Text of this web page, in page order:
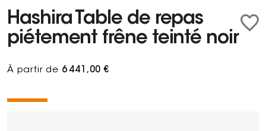
Hashira Table de repas
piétement frêne teinté noir
À partir de 6 441,00 €